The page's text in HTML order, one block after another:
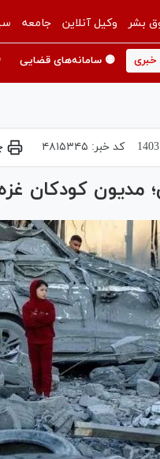
بشر وکیل آنلاین جامعه
خبری 🟡 سامانه‌های قضایی
کد خبر: ۴۸۱۵۳۴۵
مدیون کودکان